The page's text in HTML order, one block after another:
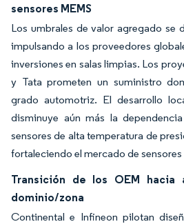
sensores MEMS
Los umbrales de valor agregado se
impulsando a los proveedores
inversiones en salas limpias. Los
y Tata prometen un suministro
grado automotriz. El desarrollo
disminuye aún más la
sensores de alta temperatura de
fortaleciendo el mercado de
Transición de los OEM hacia
dominio/zona
Continental e Infineon pilotan